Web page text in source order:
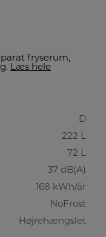
fryserum,
Læs hele
D
222 L
72 L
37 dB(A)
168 kWh/år
NoFrost
Højrehængslet